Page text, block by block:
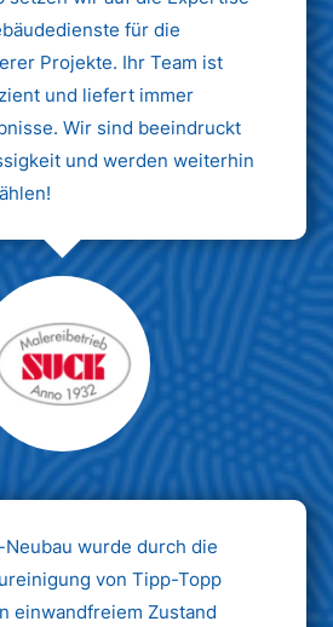
für die
Projekte. Ihr Team ist
und liefert immer
Wir sind beeindruckt
und werden weiterhin
wurde durch die
von Tipp-Topp
einwandfreiem Zustand